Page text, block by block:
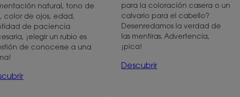
natural, tono de
color de ojos, edad,
de paciencia
¡elegir un rubio es
de conocerse a una
para la coloración casera o un
calvario para el cabello?
Desenredamos la verdad de
las mentiras. Advertencia,
¡pica!
Descubrir